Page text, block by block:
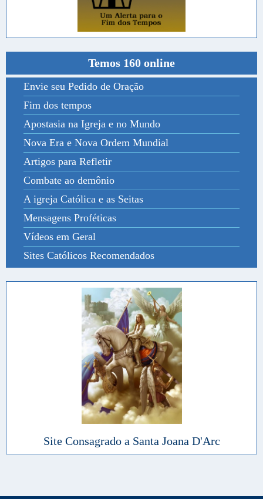
Temos 160 online
Envie seu Pedido de Oração
Fim dos tempos
Apostasia na Igreja e no Mundo
Nova Era e Nova Ordem Mundial
Artigos para Refletir
Combate ao demônio
A igreja Católica e as Seitas
Mensagens Proféticas
Vídeos em Geral
Sites Católicos Recomendados
Site Consagrado a Santa Joana D'Arc